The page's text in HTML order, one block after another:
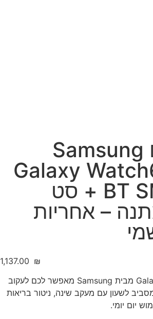
שעון חכם Samsung
Galaxy
BT SM-R940 + סט
– אחריות
‎1,137.00 ₪
שעון חכם Galaxy Watch6 מבית Samsung מאפשר לכם לעקוב
לשעון עם מעקב שינה, ניטור בריאות
יום יומי.